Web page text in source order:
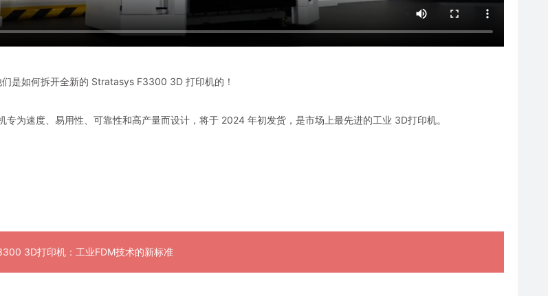
是如何拆开全新的 Stratasys F3300 3D 打印机的！
为速度、易用性、可靠性和高产量而设计，将于 2024 年初发货，是市场上最先进的工业 3D打印机。
3D打印机：工业FDM技术的新标准